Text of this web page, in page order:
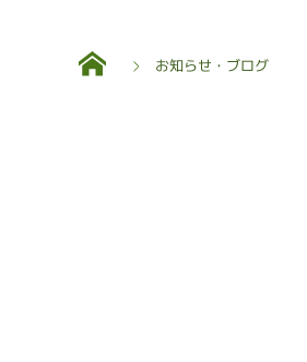
お知らせ・ブログ